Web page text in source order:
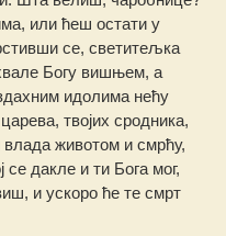
или ћеш остати у
се, светитељка
Богу вишњем, а
идолима нећу
твојих сродника,
влада животом и смрћу,
дакле и ти Бога мог,
и ускоро ће те смрт